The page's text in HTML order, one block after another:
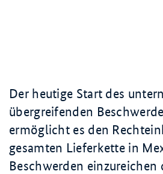
Der heutige Start des
übergreifenden
ermöglicht es den
gesamten Lieferkette in
Beschwerden